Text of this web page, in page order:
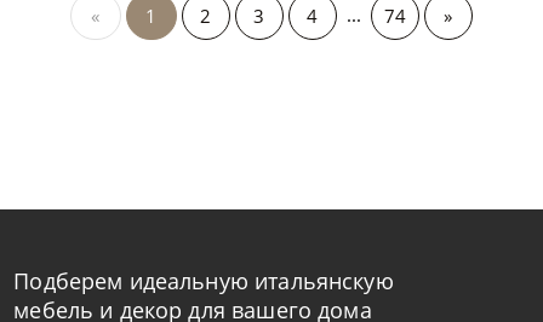
« 1 2 3 4 ... 74 »
Подберем идеальную итальянскую
мебель и декор для вашего дома